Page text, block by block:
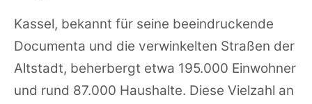
Kassel, bekannt für seine beeindruckende
Documenta und die verwinkelten Straßen der
Altstadt, beherbergt etwa 195.000 Einwohner
und rund 87.000 Haushalte. Diese Vielzahl an